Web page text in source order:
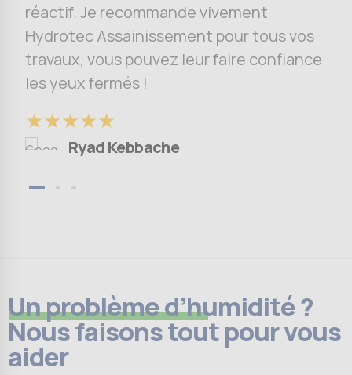
réactif. Je recommande vivement
Hydrotec Assainissement pour tous vos
travaux, vous pouvez leur faire confiance
les yeux fermés !
★★★★★
Ryad Kebbache
Un problème d’humidité ?
Nous faisons tout pour vous
aider